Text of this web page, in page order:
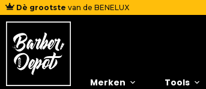
Dè grootste van de BENELUX
Merken Tools